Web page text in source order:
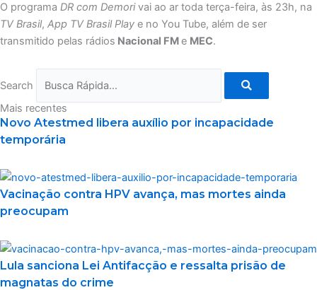
O programa DR com Demorivai ao ar toda terça-feira, às 23h, na
TV Brasil, App TV Brasil Play e no You Tube, além de ser
transmitido pelas rádios Nacional FM e MEC.
Search
Mais recentes
Novo Atestmed libera auxílio por incapacidade
temporária
Vacinação contra HPV avança, mas mortes ainda
preocupam
Lula sanciona Lei Antifacção e ressalta prisão de
magnatas do crime